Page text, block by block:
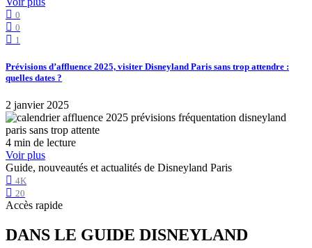
0
0
1
Prévisions d’affluence 2025, visiter Disneyland Paris sans trop attendre :
quelles dates ?
2 janvier 2025
4 min de lecture
Voir plus
Guide, nouveautés et actualités de Disneyland Paris
4K
20
Accès rapide
DANS LE GUIDE DISNEYLAND